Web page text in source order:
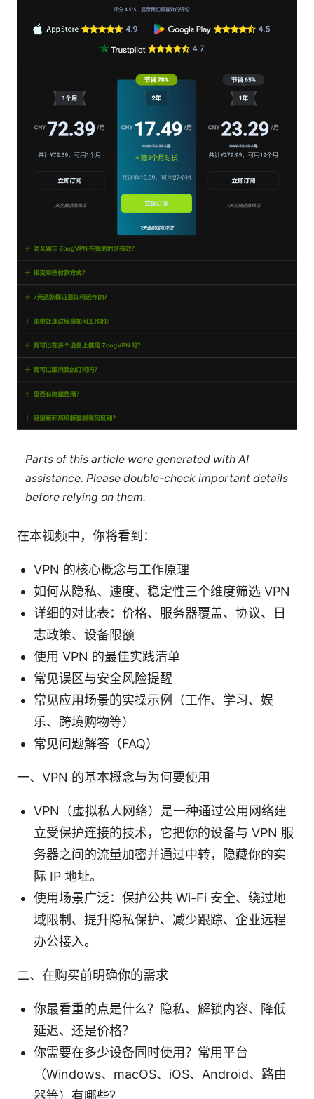
Parts of this article were generated with AI
assistance. Please double-check important details
before relying on them.
在本视频中，你将看到：
VPN 的核心概念与工作原理
如何从隐私、速度、稳定性三个维度筛选 VPN
详细的对比表：价格、服务器覆盖、协议、日
志政策、设备限额
使用 VPN 的最佳实践清单
常见误区与安全风险提醒
常见应用场景的实操示例（工作、学习、娱
乐、跨境购物等）
常见问题解答（FAQ）
一、VPN 的基本概念与为何要使用
VPN（虚拟私人网络）是一种通过公用网络建
立受保护连接的技术，它把你的设备与 VPN 服
务器之间的流量加密并通过中转，隐藏你的实
际 IP 地址。
使用场景广泛：保护公共 Wi-Fi 安全、绕过地
域限制、提升隐私保护、减少跟踪、企业远程
办公接入。
二、在购买前明确你的需求
你最看重的点是什么？隐私、解锁内容、降低
延迟、还是价格？
你需要在多少设备同时使用？常用平台
（Windows、macOS、iOS、Android、路由
器等）有哪些？